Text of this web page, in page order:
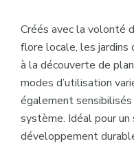
Créés avec la volonté
flore locale, les jardins
à la découverte de
modes d’utilisation
également
système. Idéal pour
développement